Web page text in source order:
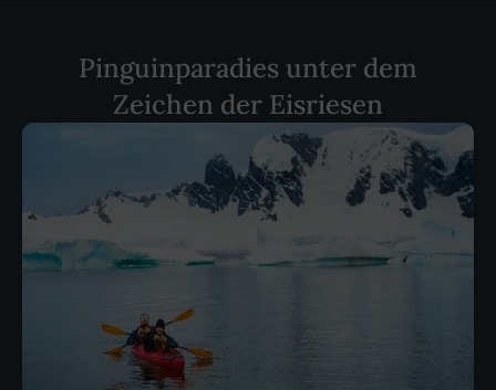
Pinguinparadies unter dem
Zeichen der Eisriesen